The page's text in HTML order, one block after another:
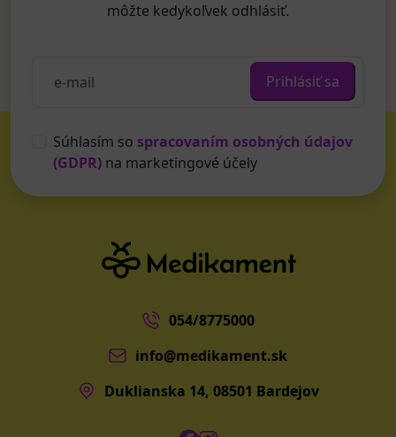
môžte kedykoľvek odhlásiť.
Prihlásiť sa
Súhlasím so spracovaním osobných údajov
(GDPR) na marketingové účely
054/8775000
info@medikament.sk
Duklianska 14, 08501 Bardejov